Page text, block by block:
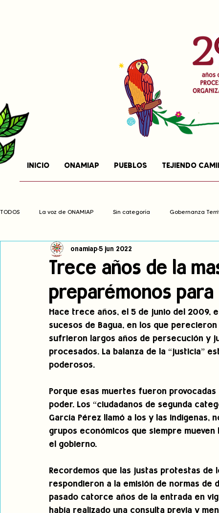
INICIO ONAMIAP PUEBLOS TEJIENDO
TODOS La voz de ONAMIAP Sin categoría Gobernanza
Cambio climático Navegador indígena
Pronunciamientos Observatorio de consulta previa
jóvenes indígenas Incidencias incidencia PNPI
Trece años de la
preparémonos
onamiap 5 jun 2022
Hace trece años, el 5 de junio del 2009,
sucesos de Bagua, en los que
sufrieron largos años de persecución y
procesados. La balanza de la “justicia”
poderosos.
Porque esas muertes fueron
poder. Los “ciudadanos de segunda
García Pérez llamó a los y las indígenas,
grupos económicos que siempre
el gobierno.
Recordemos que las justas protestas de
respondieron a la emisión de normas
pasado catorce años de la entrada en
había realizado una consulta previa y